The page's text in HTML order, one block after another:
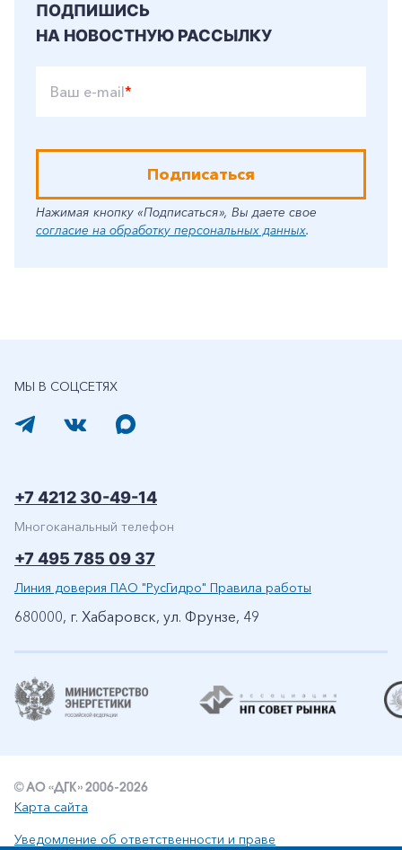
ПОДПИШИСЬ
НА НОВОСТНУЮ РАССЫЛКУ
Ваш e-mail*
Подписаться
Нажимая кнопку «Подписаться», Вы даете свое
согласие на обработку персональных данных.
МЫ В СОЦСЕТЯХ
+7 4212 30-49-14
Многоканальный телефон
+7 495 785 09 37
Линия доверия ПАО "РусГидро" Правила работы
680000, г. Хабаровск, ул. Фрунзе, 49
© АО «ДГК» 2006-2026
Карта сайта
Уведомление об ответственности и праве